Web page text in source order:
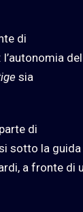
di
del
sia
di
sotto la guida
a fronte di